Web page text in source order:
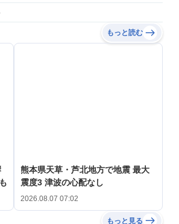
もっと読む
熊本県天草・芦北地方で地震 最大
震度3 津波の心配なし
2026.08.07 07:02
もっと見る